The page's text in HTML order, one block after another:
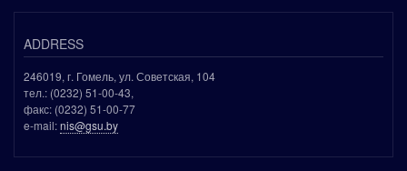
ADDRESS
246019, г. Гомель, ул. Советская, 104
тел.: (0232) 51-00-43,
факс: (0232) 51-00-77
e-mail:nis@gsu.by